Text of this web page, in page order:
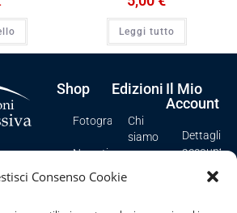
Consenso Cookie
Leggi tutto
Italy
Shop
Fotografia
Narrativa
Poesia
Edizioni
Chi
siamo
Il Mio
Account
Dettagli
account
I miei